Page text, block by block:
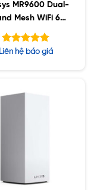
MR9600 Dual-
Mesh WiFi 6
Router
Được xếp
Liên hệ báo giá